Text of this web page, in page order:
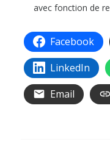
avec fonction de
Facebook
LinkedIn
Email